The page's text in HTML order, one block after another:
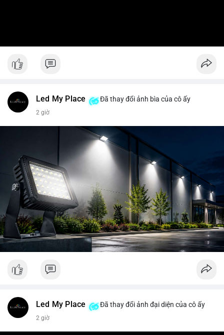
Led My Place Đã thay đổi ảnh bìa của cô ấy
2 giờ
Led My Place Đã thay đổi ảnh đại diện của cô ấy
2 giờ